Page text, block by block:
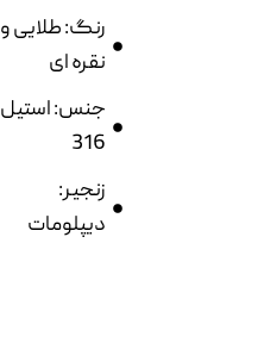
رنگ: طلایی و
نقره ای
جنس: استیل
316
زنجیر:
دیپلومات